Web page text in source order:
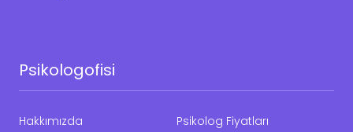
Psikologofisi
Hakkımızda Psikolog Fiyatları